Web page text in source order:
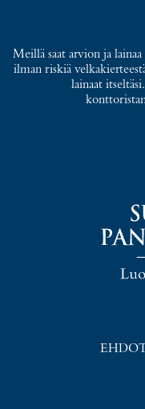
Meillä saat arvion ja
ilman riskiä
lainaat